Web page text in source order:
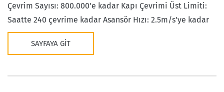
Çevrim Sayısı: 800.000'e kadar Kapı Çevrimi Üst Limiti:
Saatte 240 çevrime kadar Asansör Hızı: 2.5m/s'ye kadar
SAYFAYA GIT